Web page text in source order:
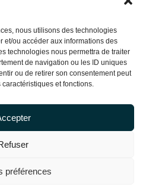
nous utilisons des technologies
et/ou accéder aux informations des
technologies nous permettra de traiter
de navigation ou les ID uniques
ou de retirer son consentement peut
et fonctions.
préférences